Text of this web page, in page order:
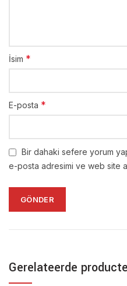
İsim *
E-posta *
Bir dahaki sefere yorum
e-posta adresimi ve web site
Gerelateerde